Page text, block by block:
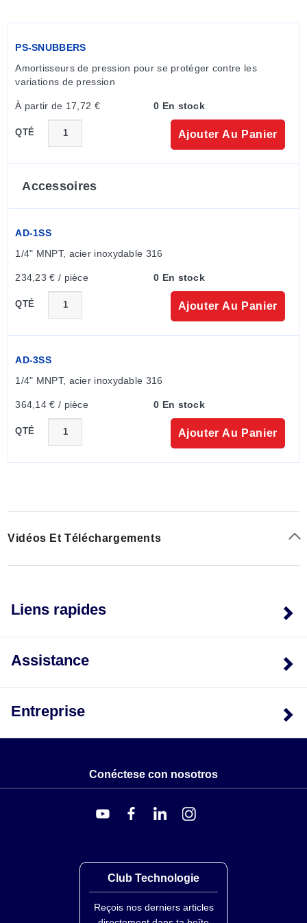
PS-SNUBBERS
Amortisseurs de pression pour se protéger contre les
variations de pression
À partir de 17,72 € 0 En stock
QTÉ Ajouter Au Panier
Accessoires
AD-1SS
1/4" MNPT, acier inoxydable 316
234,23 € / pièce 0 En stock
QTÉ Ajouter Au Panier
AD-3SS
1/4" MNPT, acier inoxydable 316
364,14 € / pièce 0 En stock
QTÉ Ajouter Au Panier
Vidéos Et Téléchargements
Liens rapides
Assistance
Entreprise
Conéctese con nosotros
Club Technologie
Reçois nos derniers articles